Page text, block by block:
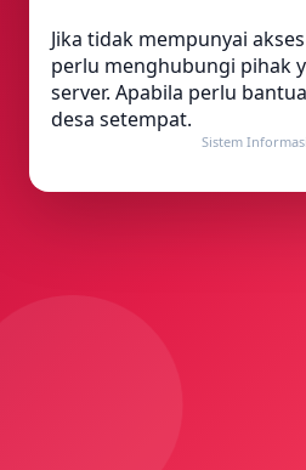
Jika tidak mempunyai
perlu menghubungi pihak
server. Apabila perlu
desa setempat.
Sistem